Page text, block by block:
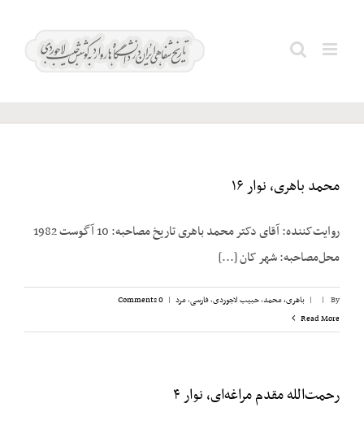
دادفر؛
محمد باهری، نوار ۱۶
روایت‌کننده: آقای دکتر محمد باهری تاریخ مصاحبه: 10 آگوست 1982
محل‌مصاحبه: شهر کان [...]
By
|
| باهری، محمد,حبیب لاجوردی,فارسی,مرد |
0 Comments
Read More
رحمت‌الله مقدم مراغه‌ای، نوار ۴